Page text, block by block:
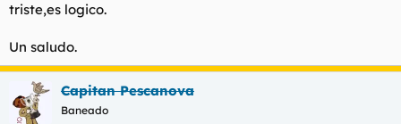
triste,es logico.
Un saludo.
Capitan Pescanova
Baneado